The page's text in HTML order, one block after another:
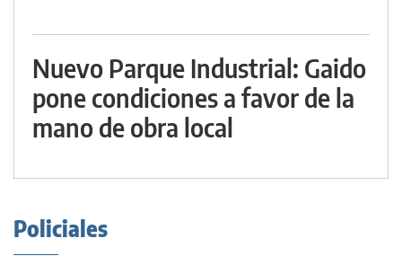
Nuevo Parque Industrial: Gaido
pone condiciones a favor de la
mano de obra local
Policiales